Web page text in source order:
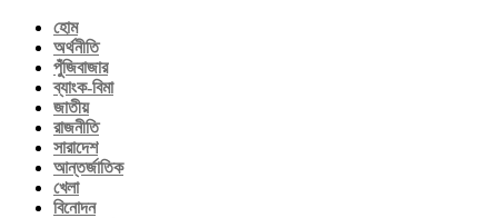
হোম
অর্থনীতি
পুঁজিবাজার
ব্যাংক-বিমা
জাতীয়
রাজনীতি
সারাদেশ
আন্তর্জাতিক
খেলা
বিনোদন